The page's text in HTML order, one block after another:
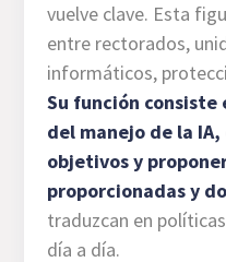
vuelve clave. Esta
entre rectorados,
informáticos,
Su función
del manejo de la
objetivos y
proporcionadas y
traduzcan en
día a día.